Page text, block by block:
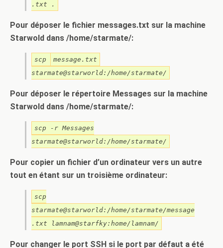
.txt .
Pour déposer le fichier messages.txt sur la machine
Starwold dans /home/starmate/:
scp
message.txt
starmate@starworld:/home/starmate/
Pour déposer le répertoire Messages sur la machine
Starwold dans /home/starmate/:
scp -r Messages
starmate@starworld:/home/starmate/
Pour copier un fichier d’un ordinateur vers un autre
tout en étant sur un troisième ordinateur:
scp
starmate@starworld:/home/starmate/message
.txt lamnam@starfky:home/lamnam/
Pour changer le port SSH si le port par défaut a été